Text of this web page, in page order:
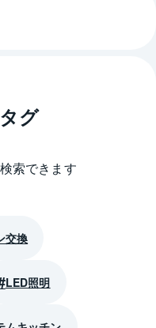
グ
索できます
交換
LED照明